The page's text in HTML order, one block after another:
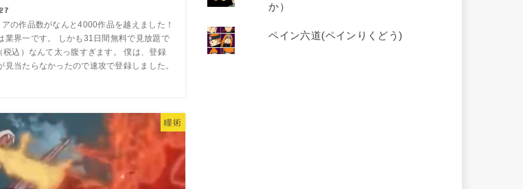
の作品数がなんと4000作品を越えました！
業界一です。 しかも31日間無料で見放題で
税込）なんて太っ腹すぎます。 僕は、登録
見当たらなかったので速攻で登録しました。
瞳術
か）
ペイン六道(ペインりくどう)